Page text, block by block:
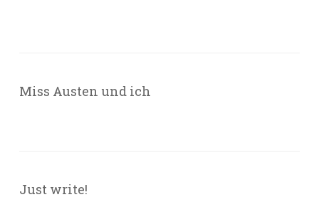
Miss Austen und ich
Just write!